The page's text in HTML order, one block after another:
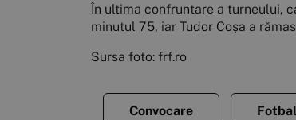
În ultima confruntare a turneului,
minutul 75, iar Tudor Coșa a
Sursa foto: frf.ro
Convocare Fotbal